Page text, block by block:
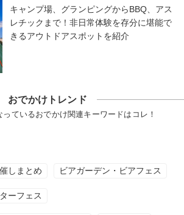
キャンプ場、グランピングからBBQ、アス
レチックまで！非日常体験を存分に堪能で
きるアウトドアスポットを紹介
おでかけトレンド
ているおでかけ関連キーワードはコレ！
しまとめ ビアガーデン・ビアフェス
ーフェス